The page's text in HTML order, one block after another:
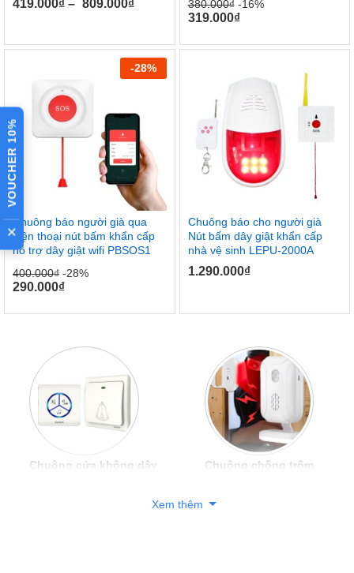
419.000₫ – 809.000₫
380.000₫-16%
319.000₫
-28%
Chuông báo người già qua
điện thoại nút bấm khẩn cấp
hỗ trợ dây giật wifi PBSOS1
400.000₫ -28%
290.000₫
Chuông báo cho người già
Nút bấm dây giật khẩn cấp
nhà vệ sinh LEPU-2000A
1.290.000₫
chuông cửa không dây Chuông chống trộm
Xem thêm
VOUCHER 10%
×